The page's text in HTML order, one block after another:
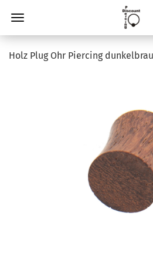
Holz Plug Ohr Piercing